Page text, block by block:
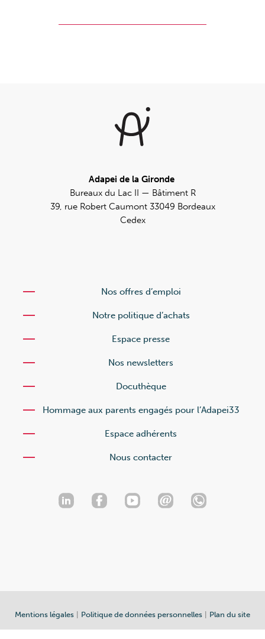
Adapei de la Gironde
Bureaux du Lac II — Bâtiment R
39, rue Robert Caumont 33049 Bordeaux
Cedex
Nos offres d’emploi
Notre politique d’achats
Espace presse
Nos newsletters
Docuthèque
Hommage aux parents engagés pour l’Adapei33
Espace adhérents
Nous contacter
Mentions légales Politique de données personnelles Plan du site